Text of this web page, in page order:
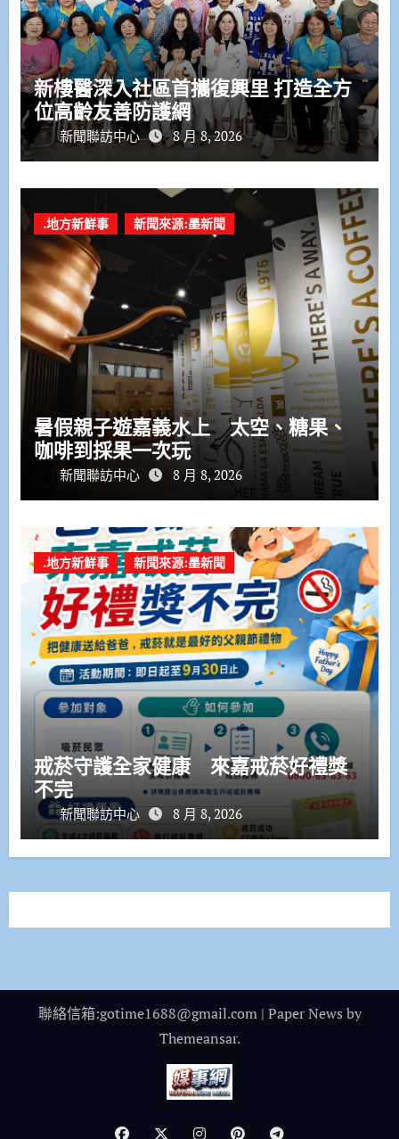
新樓醫深入社區首攜復興里 打造全方
位高齡友善防護網
新聞聯訪中心 8 月 8, 2026
.地方新鮮事 新聞來源:墨新聞
暑假親子遊嘉義水上 太空、糖果、
咖啡到採果一次玩
新聞聯訪中心 8 月 8, 2026
.地方新鮮事 新聞來源:墨新聞
戒菸守護全家健康 來嘉戒菸好禮獎
不完
新聞聯訪中心 8 月 8, 2026
聯絡信箱:gotime1688@gmail.com | Paper News by
Themeansar.